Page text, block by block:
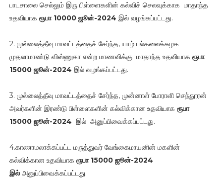
பாடசாலை செல்லும் இரு பிள்ளைகளின் கல்விச் செலவுக்காக மாதாந்த
உதவியாக ரூபா 10000 ஜூன்-2024 இல் வழங்கப்பட்டது.
2. முல்லைத்தீவு மாவட்டத்தைச் சேர்ந்த, யாழ் பல்கலைக்கழக
முதலாமாண்டு விஸ்ணுகா என்ற மாணவிக்கு மாதாந்த உதவியாக ரூபா
15000 ஜூன்-2024 இல் வழங்கப்பட்டது.
3. முல்லைத்தீவு மாவட்டத்தைச் சேர்ந்த, முன்னாள் போராளி செந்தூரன்
அவர்களின் இரண்டு பிள்ளைகளின் கல்விக்கான உதவியாக ரூபா
15000 ஜூன்-2024 இல் அனுப்பிவைக்கப்பட்டது.
4.காணாமலாக்கப்பட்ட மருத்துவர் வேங்கைமாயனின் மகளின்
கல்விக்கான உதவியாக ரூபா 15000 ஜூன்-2024
இல் அனுப்பிவைக்கப்பட்டது.